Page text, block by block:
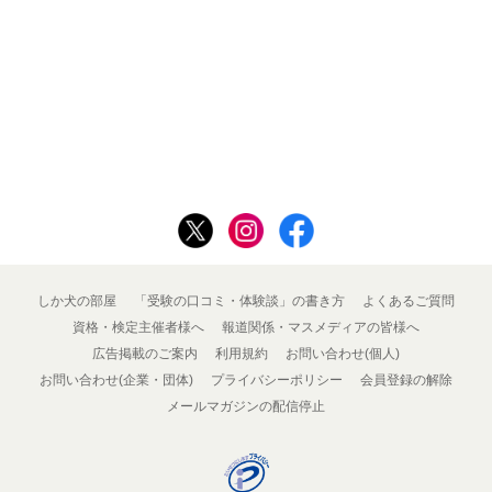
しか犬の部屋 「受験の口コミ・体験談」の書き方
よくあるご質問
資格・検定主催者様へ
報道関係・マスメディアの皆様へ
広告掲載のご案内
利用規約
お問い合わせ(個人)
お問い合わせ(企業・団体)
プライバシーポリシー
会員登録の解除
メールマガジンの配信停止